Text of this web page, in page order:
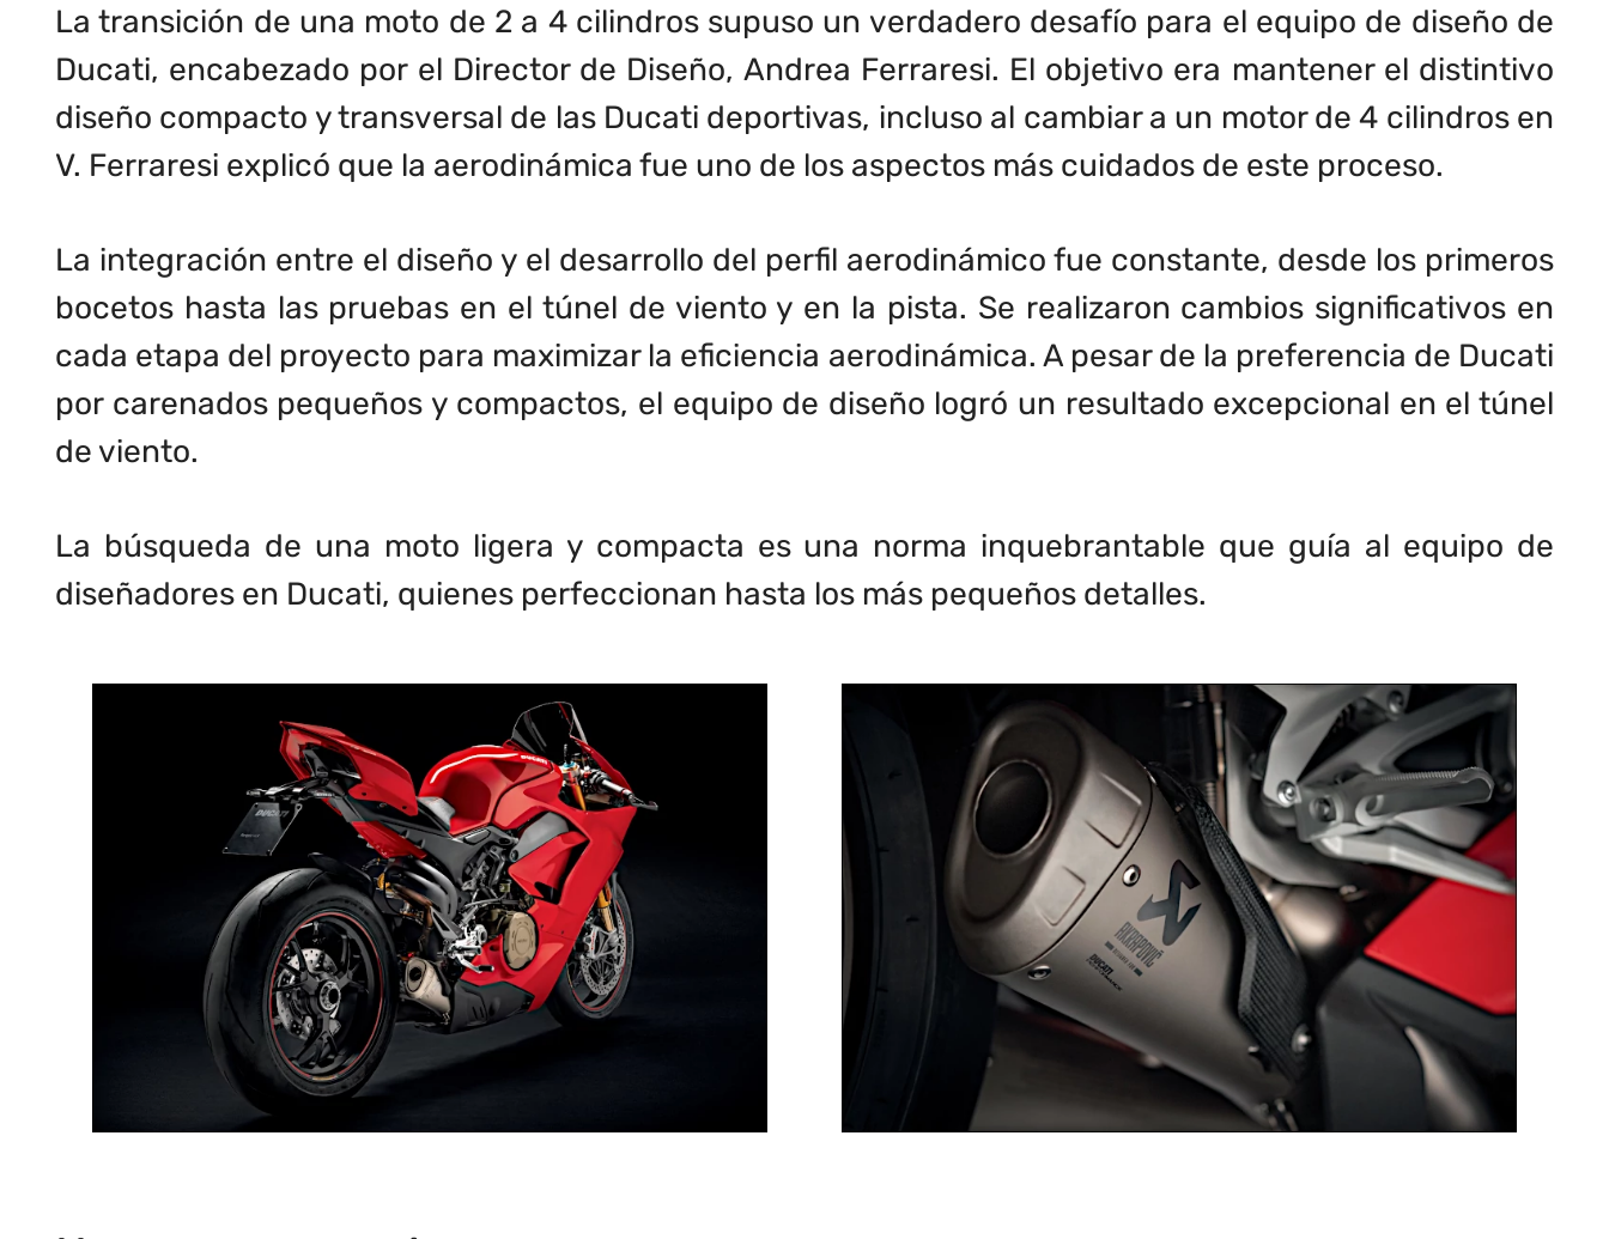
La transición de una moto de 2 a 4 cilindros supuso un verdadero desafío para el equipo de diseño de
Ducati, encabezado por el Director de Diseño, Andrea Ferraresi. El objetivo era mantener el distintivo
diseño compacto y transversal de las Ducati deportivas, incluso al cambiar a un motor de 4 cilindros en
V. Ferraresi explicó que la aerodinámica fue uno de los aspectos más cuidados de este proceso.
La integración entre el diseño y el desarrollo del perfil aerodinámico fue constante, desde los primeros
bocetos hasta las pruebas en el túnel de viento y en la pista. Se realizaron cambios significativos en
cada etapa del proyecto para maximizar la eficiencia aerodinámica. A pesar de la preferencia de Ducati
por carenados pequeños y compactos, el equipo de diseño logró un resultado excepcional en el túnel
de viento.
La búsqueda de una moto ligera y compacta es una norma inquebrantable que guía al equipo de
diseñadores en Ducati, quienes perfeccionan hasta los más pequeños detalles.